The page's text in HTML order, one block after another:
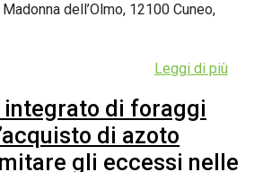
dell’Olmo, 12100 Cuneo,
Leggi di più
integrato di foraggi
di azoto
gli eccessi nelle